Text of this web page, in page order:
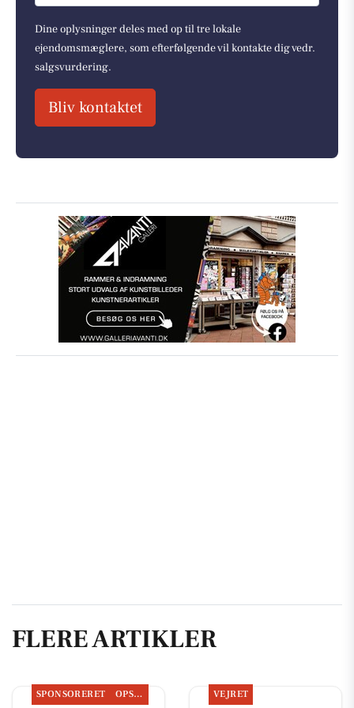
Dine oplysninger deles med op til tre lokale
ejendomsmæglere, som efterfølgende vil kontakte dig vedr.
salgsvurdering.
Bliv kontaktet
FLERE ARTIKLER
SPONSORERET OPSLAGSTAVLEN VEJRET